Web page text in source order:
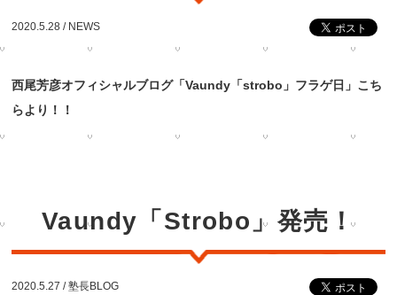
2020.5.28 / NEWS
西尾芳彦オフィシャルブログ「Vaundy「strobo」フラゲ日」こち
らより！！
Vaundy「Strobo」発売！
2020.5.27 /塾長BLOG